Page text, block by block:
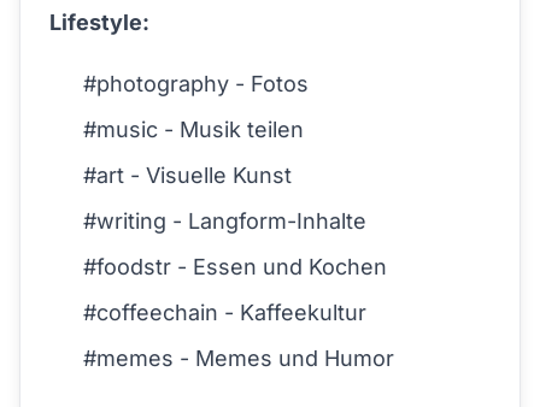
Lifestyle:
#photography - Fotos
#music - Musik teilen
#art - Visuelle Kunst
#writing - Langform-Inhalte
#foodstr - Essen und Kochen
#coffeechain - Kaffeekultur
#memes - Memes und Humor